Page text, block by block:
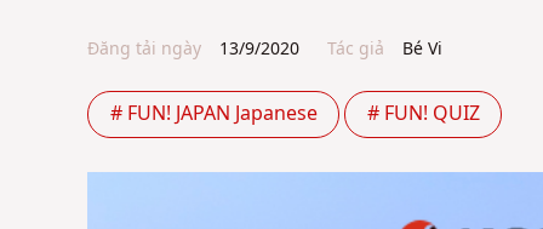
Đăng tải ngày 13/9/2020 Tác giả Bé Vi
# FUN! JAPAN Japanese # FUN! QUIZ